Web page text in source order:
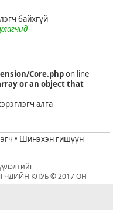
байхгүй
Core.phpon line
or an object that
алга
• Шинэхэн гишүүн
КЛУБ © 2017 ОН